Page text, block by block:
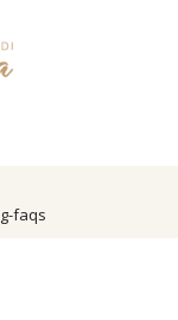
faqs